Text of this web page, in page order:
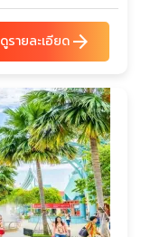
ดูรายละเอียดarrow_forward